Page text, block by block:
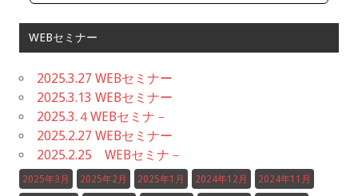
WEBセミナー
2025.3.27 WEBセミナー
2025.3.13 WEBセミナー
2025.3.４WEBセミナ－
2025.2.27 WEBセミナー
2025.2.25 WEBセミナ－
2025年3月 2025年2月 2025年1月 2024年12月 2024年11月